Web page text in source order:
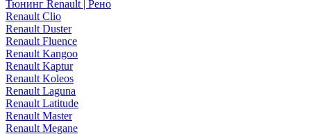
Тюнинг Renault | Рено
Renault Clio
Renault Duster
Renault Fluence
Renault Kangoo
Renault Kaptur
Renault Koleos
Renault Laguna
Renault Latitude
Renault Master
Renault Megane